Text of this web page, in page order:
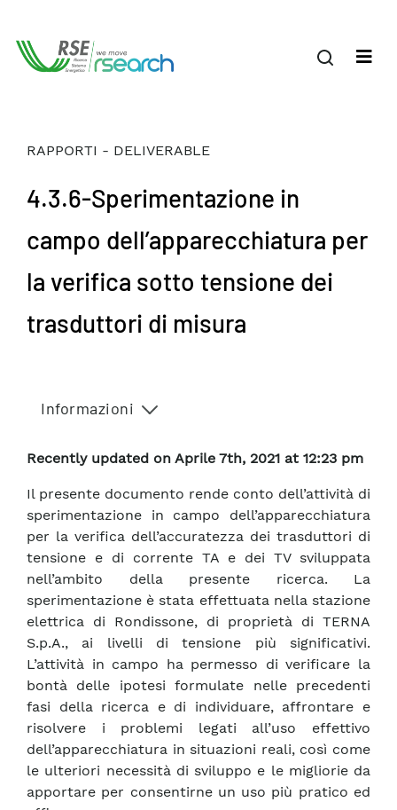
RAPPORTI - DELIVERABLE
4.3.6-Sperimentazione in
campo dell’apparecchiatura per
la verifica sotto tensione dei
trasduttori di misura
Informazioni
Recently updated on Aprile 7th, 2021 at 12:23 pm
Il presente documento rende conto dell’attività di
sperimentazione in campo dell’apparecchiatura
per la verifica dell’accuratezza dei trasduttori di
tensione e di corrente TA e dei TV sviluppata
nell’ambito della presente ricerca. La
sperimentazione è stata effettuata nella stazione
elettrica di Rondissone, di proprietà di TERNA
S.p.A., ai livelli di tensione più significativi.
L’attività in campo ha permesso di verificare la
bontà delle ipotesi formulate nelle precedenti
fasi della ricerca e di individuare, affrontare e
risolvere i problemi legati all’uso effettivo
dell’apparecchiatura in situazioni reali, così come
le ulteriori necessità di sviluppo e le migliorie da
apportare per consentirne un uso più pratico ed